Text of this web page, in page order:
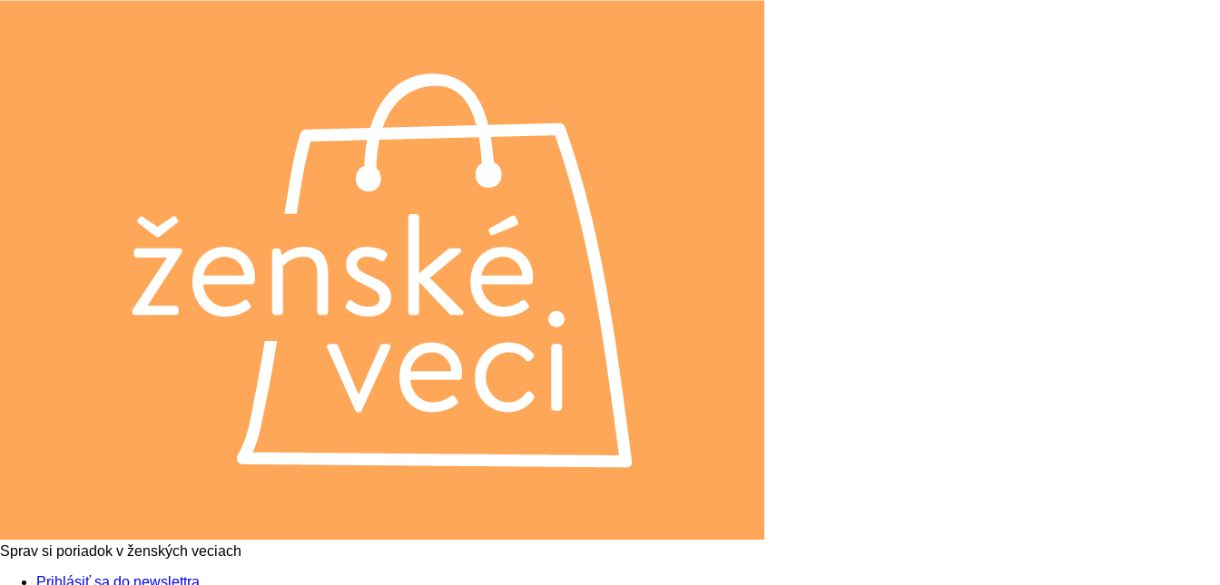
Sprav si poriadok v ženských veciach
Prihlásiť sa do newslettra